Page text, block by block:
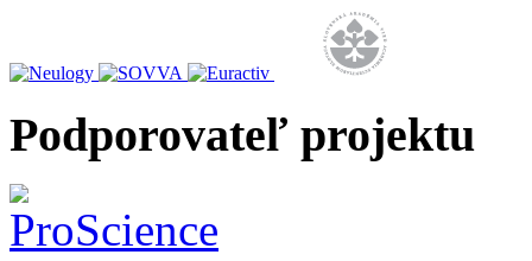
Podporovateľ projektu